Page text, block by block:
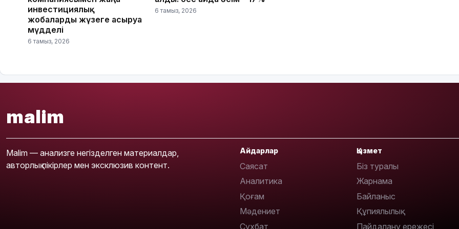
инвестициялық
жобаларды жүзеге асыруға
мүдделі
6 тамыз, 2026
6 тамыз, 2026
malim
Malim — анализге негізделген материалдар,
авторлық пікірлер мен эксклюзив контент.
Айдарлар
Саясат
Аналитика
Қоғам
Мәдениет
Сұхбат
Қызмет
Біз туралы
Жарнама
Байланыс
Құпиялылық
Пайдалану ережесі